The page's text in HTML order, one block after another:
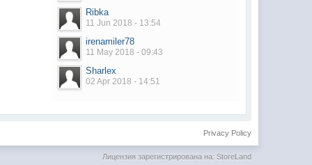
Ribka
11 Jun 2018 - 13:54
irenamiler78
11 May 2018 - 09:43
Sharlex
02 Apr 2018 - 14:51
Privacy Policy
Лицензия зарегистрирована на: StoreLand